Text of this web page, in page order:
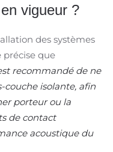
vigueur ?
des systèmes
précise que
recommandé de ne
couche isolante, afin
porteur ou la
de contact
acoustique du